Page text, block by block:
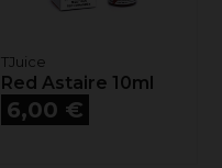
TJuice
Red Astaire 10ml
Prix
6,00 €